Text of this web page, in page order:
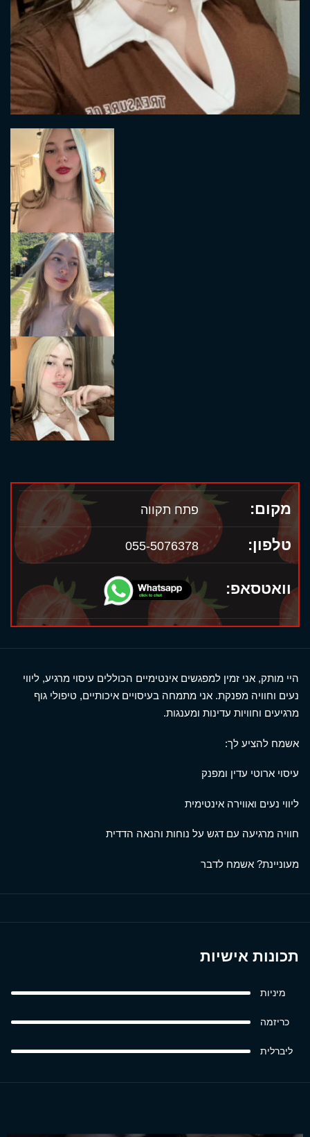
מקום: פתח תקווה
טלפון: 055-5076378
וואטסאפ:
היי מותק, אני זמין למפגשים אינטימיים הכוללים עיסוי מרגיע, ליווי
נעים וחוויה מפנקת. אני מתמחה בעיסויים איכותיים, טיפולי גוף
מרגיעים וחוויות עדינות ומענגות.
אשמח להציע לך:
עיסוי ארוטי עדין ומפנק
ליווי נעים ואווירה אינטימית
חוויה מרגיעה עם דגש על נוחות והנאה הדדית
מעוניינת? אשמח לדבר
תכונות אישיות
מיניות
כריזמה
ליברלית